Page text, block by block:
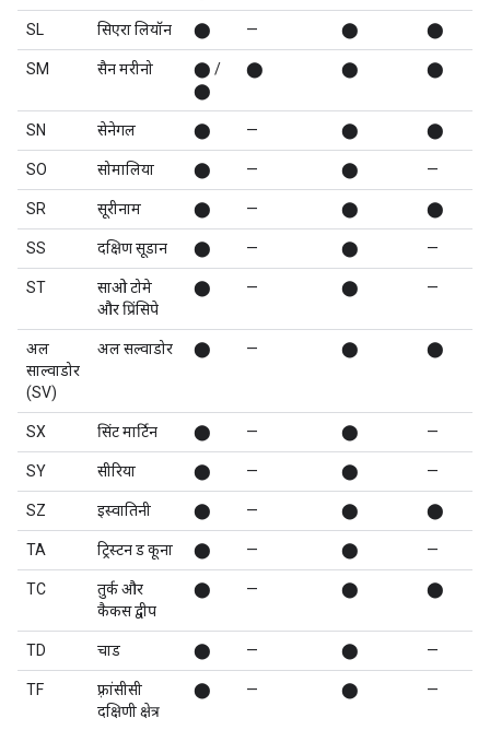
SL सिएरा लियॉन ⬤ — ⬤ ⬤
SM सैन मरीनो
⬤ /
⬤
⬤ ⬤ ⬤
SN सेनेगल ⬤ — ⬤ ⬤
SO सोमालिया ⬤ — ⬤ —
SR सूरीनाम ⬤ — ⬤ ⬤
SS दक्षिण सूडान ⬤ — ⬤ —
ST
साओ टोमे
और प्रिंसिपे
⬤ — ⬤ —
अल
साल्वाडोर
(SV)
अल सल्वाडोर ⬤ — ⬤ ⬤
SX सिंट मार्टिन ⬤ — ⬤ —
SY सीरिया ⬤ — ⬤ —
SZ इस्वातिनी ⬤ — ⬤ ⬤
TA ट्रिस्टन ड कूना ⬤ — ⬤ —
TC
तुर्क और
कैकस द्वीप
⬤ — ⬤ ⬤
TD चाड ⬤ — ⬤ —
TF
फ़्रांसीसी
दक्षिणी क्षेत्र
⬤ — ⬤ —